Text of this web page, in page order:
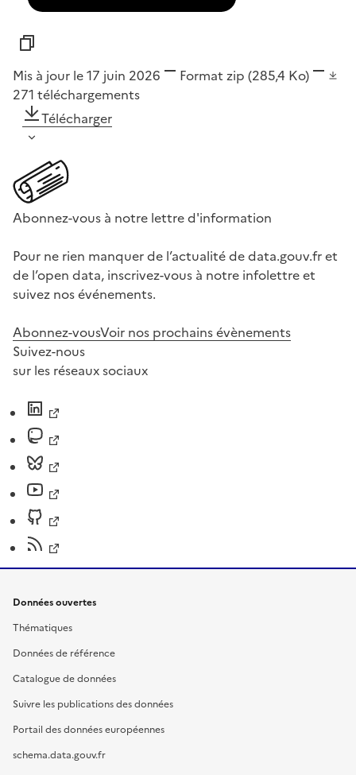
Mis à jour le 17 juin 2026 Format zip (285,4 Ko)
271 téléchargements
Télécharger
Abonnez-vous à notre lettre d'information
Pour ne rien manquer de l’actualité de data.gouv.fr et
de l’open data, inscrivez-vous à notre infolettre et
suivez nos événements.
Abonnez-vousVoir nos prochains évènements
Suivez-nous
sur les réseaux sociaux
Données ouvertes
Thématiques
Données de référence
Catalogue de données
Suivre les publications des données
Portail des données européennes
schema.data.gouv.fr